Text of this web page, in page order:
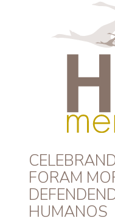
HRD
FORAM
HUMANOS